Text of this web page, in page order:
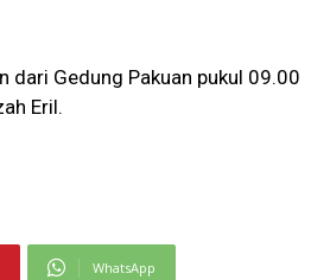
dari Gedung Pakuan pukul 09.00
Eril.
WhatsApp